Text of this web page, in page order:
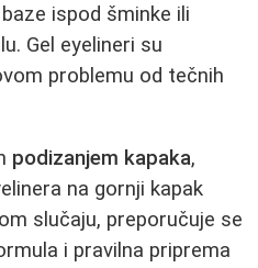
ispod šminke ili
Gel eyelineri su
problemu od tečnih
podizanjem kapaka,
na gornji kapak
slučaju, preporučuje se
i pravilna priprema